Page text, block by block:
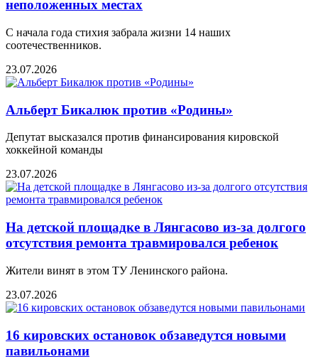
неположенных местах
С начала года стихия забрала жизни 14 наших
соотечественников.
23.07.2026
Альберт Бикалюк против «Родины»
Депутат высказался против финансирования кировской
хоккейной команды
23.07.2026
На детской площадке в Лянгасово из-за долгого
отсутствия ремонта травмировался ребенок
Жители винят в этом ТУ Ленинского района.
23.07.2026
16 кировских остановок обзаведутся новыми
павильонами